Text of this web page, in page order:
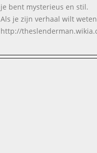
je bent mysterieus en stil.
Als je zijn verhaal wilt
http://